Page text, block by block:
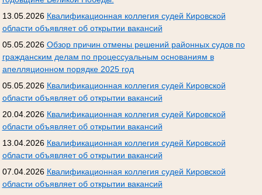
13.05.2026 Квалификационная коллегия судей Кировской
области объявляет об открытии вакансий
05.05.2026 Обзор причин отмены решений районных судов по
гражданским делам по процессуальным основаниям в
апелляционном порядке 2025 год
05.05.2026 Квалификационная коллегия судей Кировской
области объявляет об открытии вакансий
20.04.2026 Квалификационная коллегия судей Кировской
области объявляет об открытии вакансий
13.04.2026 Квалификационная коллегия судей Кировской
области объявляет об открытии вакансий
07.04.2026 Квалификационная коллегия судей Кировской
области объявляет об открытии вакансий